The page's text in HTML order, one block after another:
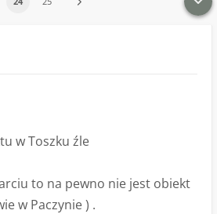
w Toszku źle
to na pewno nie jest obiekt
w Paczynie ) .